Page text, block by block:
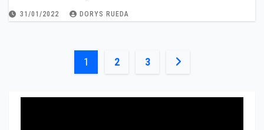
31/01/2022 DORYS RUEDA
Paginación
1 2 3